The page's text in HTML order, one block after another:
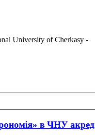
University of Cherkasy -
в ЧНУ